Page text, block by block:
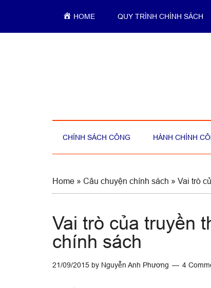
main
secondary
primary
footer
HOME QUY TRÌNH CHÍNH SÁCH
CHÍNH SÁCH CÔNG HÀNH CHÍNH
Home » Câu chuyện chính sách » Vai trò
Vai trò của truyền
chính sách
21/09/2015 by Nguyễn Anh Phương 4